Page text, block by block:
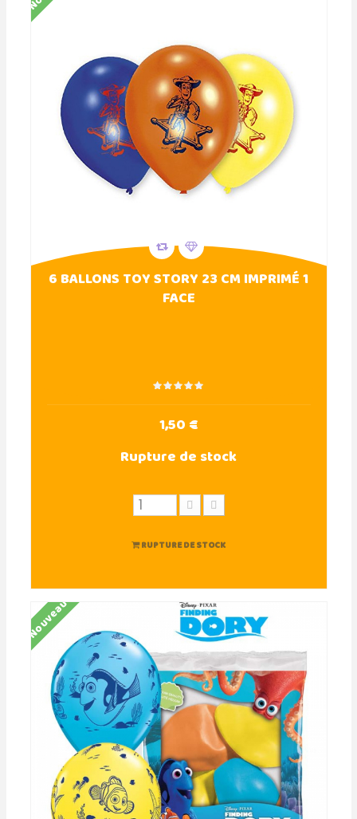
6 BALLONS TOY STORY 23 CM IMPRIMÉ 1
FACE
1,50 €
Rupture de stock
RUPTURE DE STOCK
Nouveau